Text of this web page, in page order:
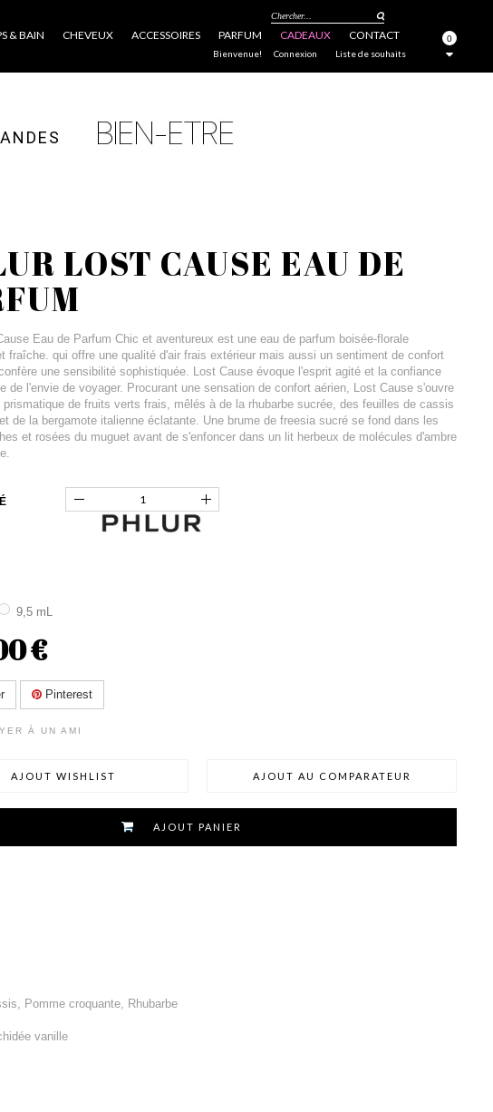
& BAIN CHEVEUX ACCESSOIRES PARFUM CADEAUX CONTACT
Chercher...
0
Liste de souhaits
Bienvenue! Connexion
LOST CAUSE EAU DE
Eau de Parfum Chic et aventureux est une eau de parfum boisée-florale
fraîche. qui offre une qualité d'air frais extérieur mais aussi un sentiment de confort
une sensibilité sophistiquée. Lost Cause évoque l'esprit agité et la confiance
de l'envie de voyager. Procurant une sensation de confort aérien, Lost Cause s'ouvre
de fruits verts frais, mêlés à de la rhubarbe sucrée, des feuilles de cassis
de la bergamote italienne éclatante. Une brume de freesia sucré se fond dans les
et rosées du muguet avant de s'enfoncer dans un lit herbeux de molécules d'ambre
9,5 mL
€
Pinterest
À UN AMI
AJOUT WISHLIST AJOUT AU COMPARATEUR
AJOUT PANIER
Pomme croquante, Rhubarbe
vanille